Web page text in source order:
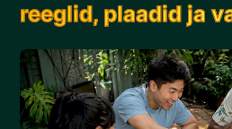
reeglid, plaadid ja